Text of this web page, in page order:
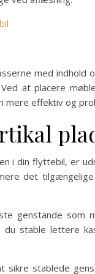
med indhold
at placere
mere effektiv og
i din flyttebil, er
det
genstande som
du stable lettere
sikre stablede